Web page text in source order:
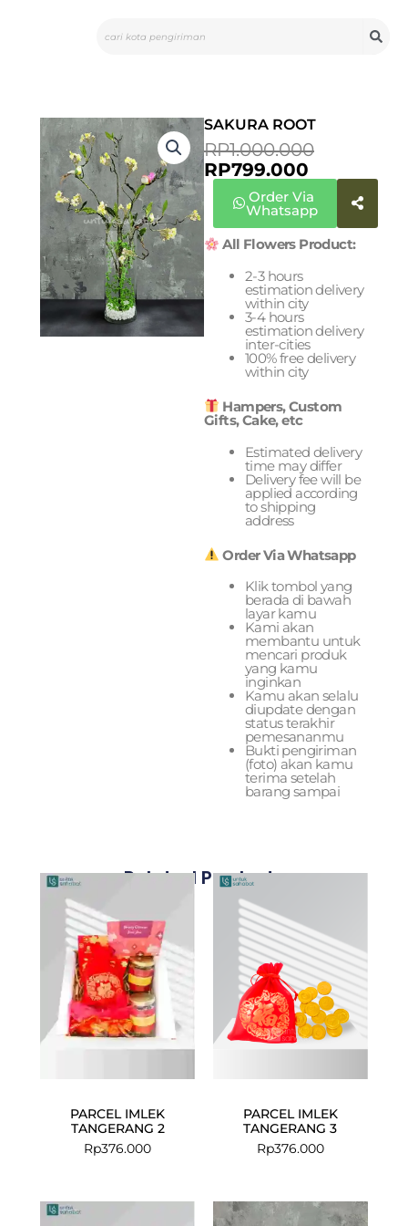
SAKURA ROOT
RP1.000.000
RP799.000
CURRENT
IS:
RP799.000.
Order Via
Whatsapp
All Flowers Product:
2-3 hours
estimation delivery
within city
3-4 hours
estimation delivery
inter-cities
100% free delivery
within city
Hampers, Custom
Gifts, Cake, etc
Estimated delivery
time may differ
Delivery fee will be
applied according
to shipping
address
Order Via Whatsapp
Klik tombol yang
berada di bawah
layar kamu
Kami akan
membantu untuk
mencari produk
yang kamu
inginkan
Kamu akan selalu
diupdate dengan
status terakhir
pemesananmu
Bukti pengiriman
(foto) akan kamu
terima setelah
barang sampai
Related Products
PARCEL IMLEK
TANGERANG 2
Rp376.000
PARCEL IMLEK
TANGERANG 3
Rp376.000
Original
Current